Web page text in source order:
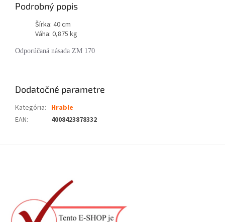
Podrobný popis
Šírka: 40 cm
Váha: 0,875 kg
Odporúčaná násada ZM 170
Dodatočné parametre
Kategória: Hrable
EAN: 4008423878332